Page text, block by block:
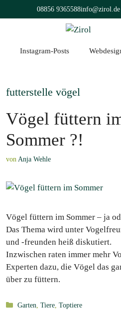
08856 9365588info@zirol.de
Instagram-Posts
futterstelle vögel
Vögel füttern
Sommer ?!
vonAnja Wehle
Vögel füttern im Sommer – ja
Das Thema wird unter
und -freunden heiß diskutiert.
Inzwischen raten immer mehr
Experten dazu, die Vögel das
über zu füttern.
Kategorien
Garten ,Tiere ,Toptiere